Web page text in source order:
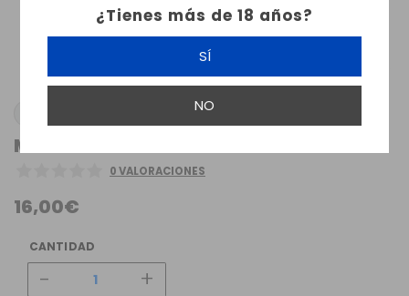
¿Tienes más de 18 años?
SÍ
NO
0 VALORACIONES
16,00€
CANTIDAD
- +